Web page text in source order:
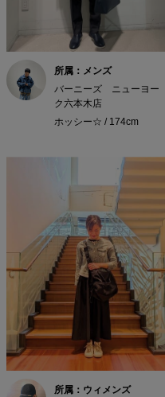
所属：メンズ
バーニーズ ニューヨー
ク六本木店
ホッシー☆ / 174cm
所属：ウィメンズ